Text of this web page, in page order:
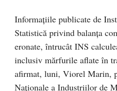
Informaţiile publicate de
Statistică privind balanţa
eronate, întrucât INS
inclusiv mărfurile aflate în
afirmat, luni, Viorel Marin,
Naţionale a Industriilor de